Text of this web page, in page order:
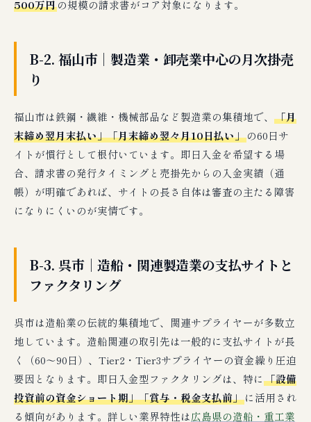
500万円の規模の請求書がコア対象になります。
B-2. 福山市｜製造業・卸売業中心の月次掛売
り
福山市は鉄鋼・繊維・機械部品など製造業の集積地で、 「月
末締め翌月末払い」「月末締め翌々月10日払い」の60日サ
イトが慣行として根付いています。即日入金を希望する場
合、請求書の発行タイミングと売掛先からの入金実績（通
帳）が明確であれば、サイトの長さ自体は審査の主たる障害
になりにくいのが実情です。
B-3. 呉市｜造船・関連製造業の支払サイトと
ファクタリング
呉市は造船業の伝統的集積地で、関連サプライヤーが多数立
地しています。造船関連の取引先は一般的に支払サイトが長
く（60〜90日）、Tier2・Tier3サプライヤーの資金繰り圧迫
要因となります。即日入金型ファクタリングは、特に 「設備
投資前の資金ショート期」「賞与・税金支払前」に活用され
る傾向があります。詳しい業界特性は広島県の造船・重工業